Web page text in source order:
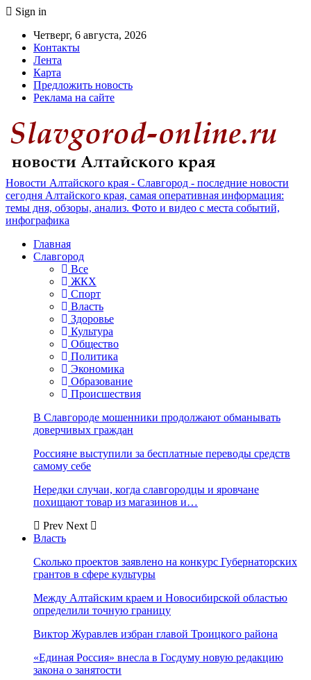
Sign in
Четверг, 6 августа, 2026
Контакты
Лента
Карта
Предложить новость
Реклама на сайте
Новости Алтайского края - Славгород - последние новости
сегодня Алтайского края, самая оперативная информация:
темы дня, обзоры, анализ. Фото и видео с места событий,
инфографика
Главная
Славгород
Все
ЖКХ
Спорт
Власть
Здоровье
Культура
Общество
Политика
Экономика
Образование
Происшествия
В Славгороде мошенники продолжают обманывать
доверчивых граждан
Россияне выступили за бесплатные переводы средств
самому себе
Нередки случаи, когда славгородцы и яровчане
похищают товар из магазинов и…
Prev Next
Власть
Сколько проектов заявлено на конкурс Губернаторских
грантов в сфере культуры
Между Алтайским краем и Новосибирской областью
определили точную границу
Виктор Журавлев избран главой Троицкого района
«Единая Россия» внесла в Госдуму новую редакцию
закона о занятости